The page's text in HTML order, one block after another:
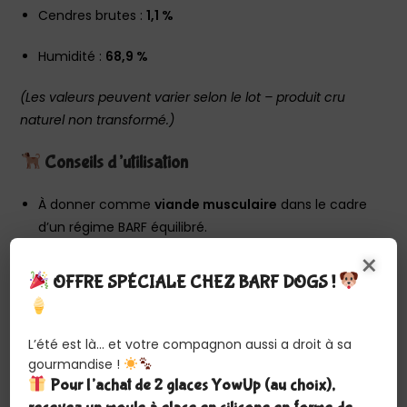
Cendres brutes :1,1 %
Humidité : 68,9 %
(Les valeurs peuvent varier selon le lot – produit cru
naturel non transformé.)
Conseils d’utilisation
À donner commeviande musculaire dans le cadre
d’un régime BARF équilibré.
Convient aux chiens et chats de toutes tailles, y
compris ceux ayant un système digestif sensible.
au réfrigérateuravant distribution.
×
OFFRE SPÉCIALE CHEZ BARF DOGS !
L’été est là… et votre compagnon aussi a droit à sa
gourmandise !
Pour l’achat de 2 glaces YowUp (au choix),